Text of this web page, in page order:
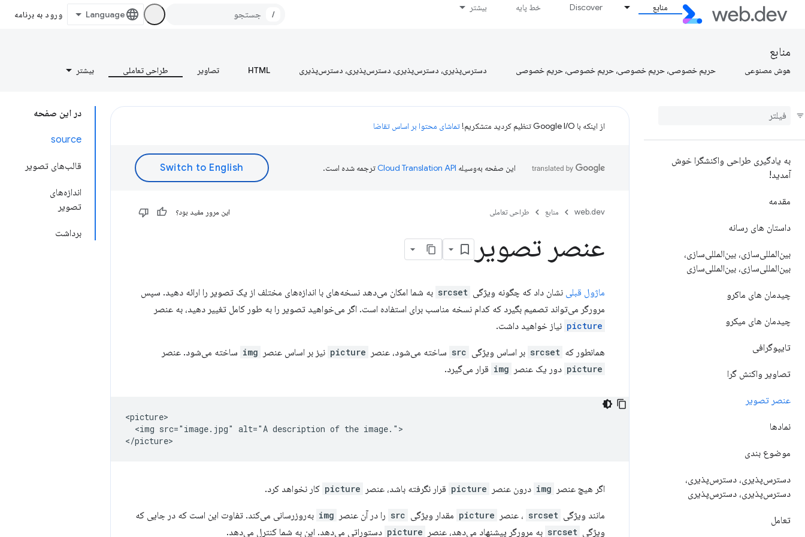
منابع Discover خط پایه بیشتر
/ ورود به برنامه
منابع
هوش مصنوعی حریم خصوصی، حریم خصوصی، حریم خصوصی، حریم خصوصی دسترس‌پذیری، دسترس‌پذیری، دسترس‌پذیری، دسترس‌پذیری HTML تصاویر طراحی تعاملی بیشتر
به یادگیری طراحی واکنشگرا خوش
آمدید!
مقدمه
داستان های رسانه
بین‌المللی‌سازی، بین‌المللی‌سازی،
بین‌المللی‌سازی، بین‌المللی‌سازی
چیدمان های ماکرو
چیدمان های میکرو
تایپوگرافی
تصاویر واکنش گرا
عنصر تصویر
نمادها
موضوع بندی
دسترس‌پذیری، دسترس‌پذیری،
دسترس‌پذیری، دسترس‌پذیری
تعامل
در این صفحه
source
قالب‌های تصویر
اندازه‌های
تصویر
برداشت
از اینکه با Google I/O تنظیم کردید متشکریم! تماشای محتوا بر اساس تقاضا
این صفحه به‌وسیله ترجمه شده است.
web.dev منابع طراحی تعاملی این مرور مفید بود؟
عنصر تصویر
ماژول قبلی نشان داد که چگونه ویژگی srcset به شما امکان می‌دهد نسخه‌های با اندازه‌های مختلف از یک تصویر را ارائه دهید. سپس
مرورگر می‌تواند تصمیم بگیرد که کدام نسخه مناسب برای استفاده است. اگر می‌خواهید تصویر را به طور کامل تغییر دهید، به عنصر
picture نیاز خواهید داشت.
همانطور که srcset بر اساس ویژگی src ساخته می‌شود، عنصر picture نیز بر اساس عنصر img ساخته می‌شود. عنصر
picture دور یک عنصر img قرار می‌گیرد.
<picture>
  <img src="image.jpg" alt="A description of the image.">
اگر هیچ عنصر img درون عنصر picture قرار نگرفته باشد، عنصر picture کار نخواهد کرد.
مانند ویژگی srcset ، عنصر picture مقدار ویژگی src را در آن عنصر img به‌روزرسانی می‌کند. تفاوت این است که در جایی که
ویژگی srcset به مرورگر پیشنهاد می‌دهد، عنصر picture دستوراتی می‌دهد. این به شما کنترل می‌دهد.